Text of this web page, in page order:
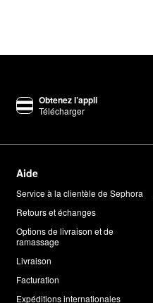
Obtenez l’appli
Télécharger
Aide
Service à la clientèle de Sephora
Retours et échanges
Options de livraison et de
ramassage
Livraison
Facturation
Expéditions internationales